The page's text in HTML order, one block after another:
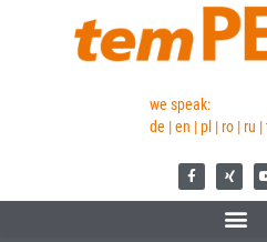
we speak:
de | en | pl | ro | ru |